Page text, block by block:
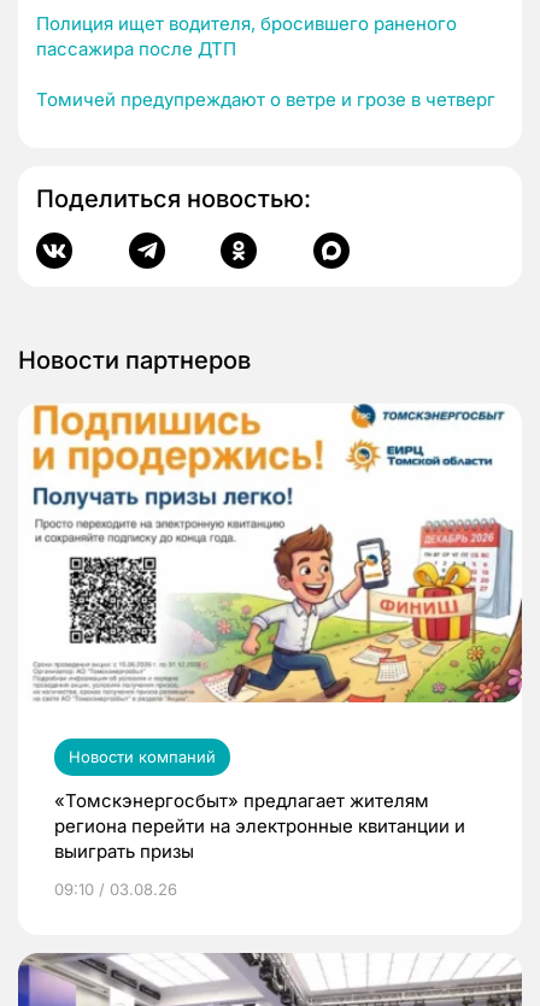
Полиция ищет водителя, бросившего раненого
пассажира после ДТП
Томичей предупреждают о ветре и грозе в четверг
Поделиться новостью:
Новости партнеров
Новости компаний
«Томскэнергосбыт» предлагает жителям
региона перейти на электронные квитанции и
выиграть призы
09:10 / 03.08.26